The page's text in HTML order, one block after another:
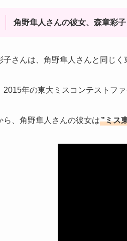
角野隼人さんの彼女、森章彩
子さんは、角野隼人さんと同じく
2015年の東大ミスコンテストフ
ら、角野隼人さんの彼女は”ミス